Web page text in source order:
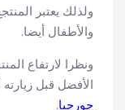
ولذلك يعتبر
والأطفال أيضا.
ونظرا لارتفاع
الأفضل قبل
جورجيا.